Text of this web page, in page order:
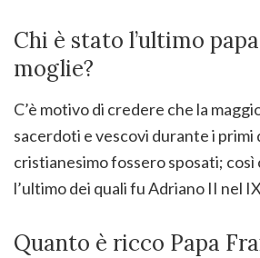
Chi è stato l’ultimo
moglie?
C’è motivo di credere che la
sacerdoti e vescovi durante i
cristianesimo fossero sposati; così
l’ultimo dei quali fu Adriano II nel
Quanto è ricco Papa